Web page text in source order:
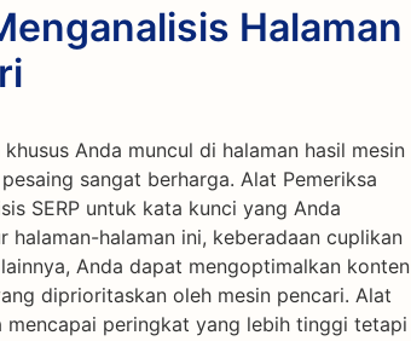
Halaman
Anda muncul di halaman hasil mesin
sangat berharga. Alat Pemeriksa
SERP untuk kata kunci yang Anda
halaman ini, keberadaan cuplikan
Anda dapat mengoptimalkan konten
diprioritaskan oleh mesin pencari. Alat
peringkat yang lebih tinggi tetapi